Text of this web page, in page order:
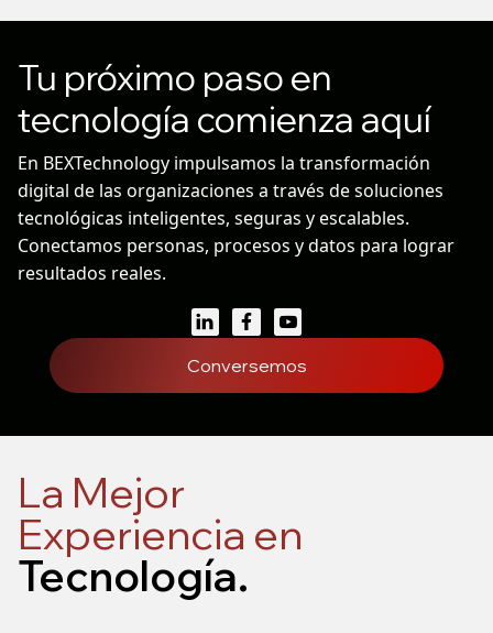
Tu próximo paso en
tecnología comienza aquí
En BEXTechnology impulsamos la transformación
digital de las organizaciones a través de soluciones
tecnológicas inteligentes, seguras y escalables.
Conectamos personas, procesos y datos para lograr
resultados reales.
Conversemos
La Mejor
Experiencia en
Tecnología.